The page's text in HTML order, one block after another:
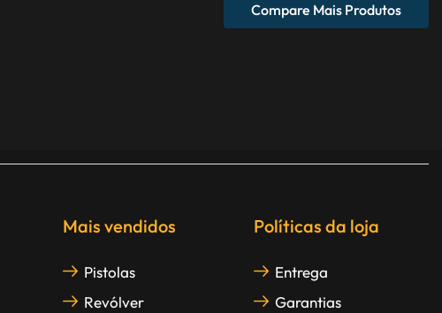
Compare Mais Produtos
Mais vendidos
Pistolas
Revólver
Políticas da loja
Entrega
Garantias